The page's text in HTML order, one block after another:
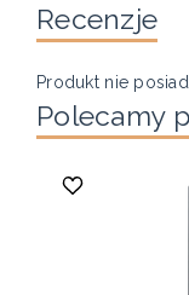
Recenzje
Produkt nie
Polecamy